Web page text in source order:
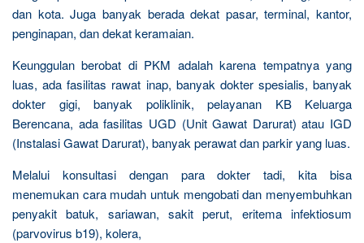
dan kota. Juga banyak berada dekat pasar, terminal, kantor,
penginapan, dan dekat keramaian.
Keunggulan berobat di PKM adalah karena tempatnya yang
luas, ada fasilitas rawat inap, banyak dokter spesialis, banyak
dokter gigi, banyak poliklinik, pelayanan KB Keluarga
Berencana, ada fasilitas UGD (Unit Gawat Darurat) atau IGD
(Instalasi Gawat Darurat), banyak perawat dan parkir yang luas.
Melalui konsultasi dengan para dokter tadi, kita bisa
menemukan cara mudah untuk mengobati dan menyembuhkan
penyakit batuk, sariawan, sakit perut, eritema infektiosum
(parvovirus b19), kolera,